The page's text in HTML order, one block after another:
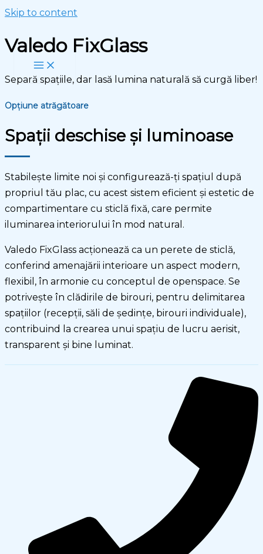
Skip to content
Valedo FixGlass
Separă spațiile, dar lasă lumina naturală să curgă liber!
Opțiune atrăgătoare
Spații deschise și luminoase
Stabileşte limite noi şi configurează-ţi spaţiul după
propriul tău plac, cu acest sistem eficient şi estetic de
compartimentare cu sticlă fixă, care permite
iluminarea interiorului în mod natural.
Valedo FixGlass acționează ca un perete de sticlă,
conferind amenajării interioare un aspect modern,
flexibil, în armonie cu conceptul de openspace. Se
potriveşte în clădirile de birouri, pentru delimitarea
spaţiilor (recepţii, săli de şedinţe, birouri individuale),
contribuind la crearea unui spaţiu de lucru aerisit,
transparent şi bine luminat.